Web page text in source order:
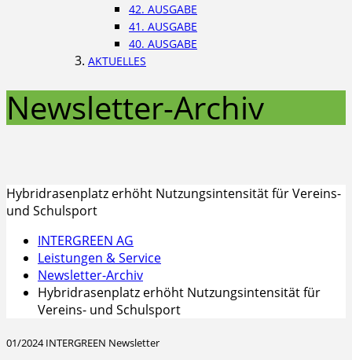
42. AUSGABE
41. AUSGABE
40. AUSGABE
AKTUELLES
Newsletter-Archiv
Hybridrasenplatz erhöht Nutzungsintensität für Vereins-
und Schulsport
INTERGREEN AG
Leistungen & Service
Newsletter-Archiv
Hybridrasenplatz erhöht Nutzungsintensität für
Vereins- und Schulsport
01/2024 INTERGREEN Newsletter